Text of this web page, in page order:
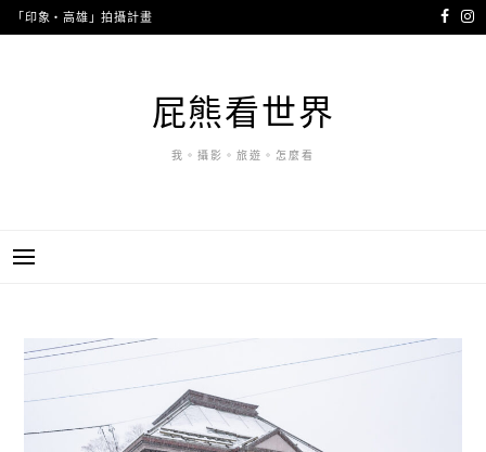
至
「印象・高雄」拍攝計畫
屁熊看世界
我。攝影。旅遊。怎麼看